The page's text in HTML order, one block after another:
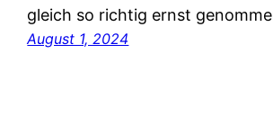
gleich so richtig ernst
August 1, 2024